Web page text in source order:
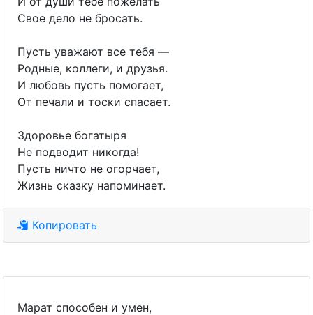
Свое дело не бросать.
Пусть уважают все тебя —
Родные, коллеги, и друзья.
И любовь пусть помогает,
От печали и тоски спасает.
Здоровье богатыря
Не подводит никогда!
Пусть ничто не огорчает,
Жизнь сказку напоминает.
Копировать
Марат способен и умен,